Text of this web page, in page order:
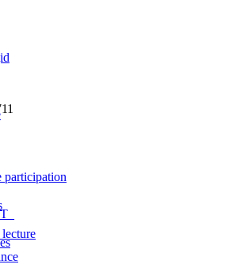
participation